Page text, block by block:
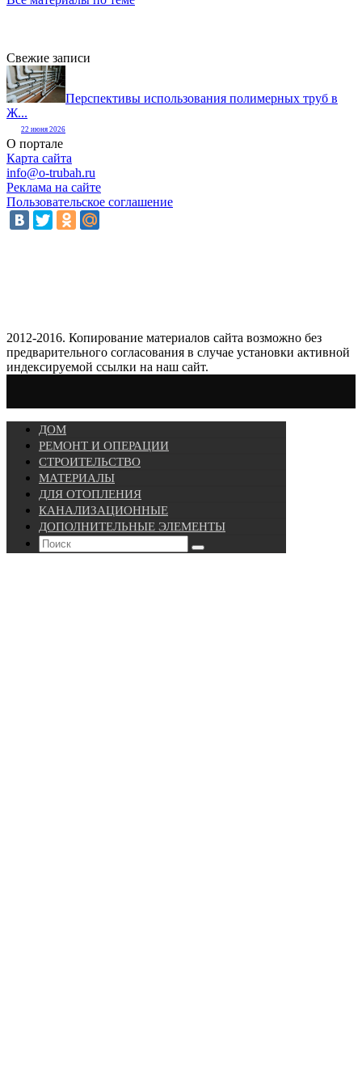
Свежие записи
Перспективы использования полимерных труб в
Ж...
22 июня 2026
О портале
Карта сайта
info@o-trubah.ru
Реклама на сайте
Пользовательское соглашение
2012-2016. Копирование материалов сайта возможно без
предварительного согласования в случае установки активной
индексируемой ссылки на наш сайт.
ДОМ
РЕМОНТ И ОПЕРАЦИИ
СТРОИТЕЛЬСТВО
МАТЕРИАЛЫ
ДЛЯ ОТОПЛЕНИЯ
КАНАЛИЗАЦИОННЫЕ
ДОПОЛНИТЕЛЬНЫЕ ЭЛЕМЕНТЫ